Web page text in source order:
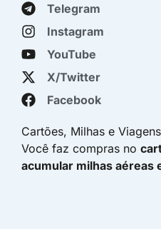
Telegram
Instagram
YouTube
X/Twitter
Facebook
Cartões, Milhas e
Você faz compras no
acumular milhas aéreas